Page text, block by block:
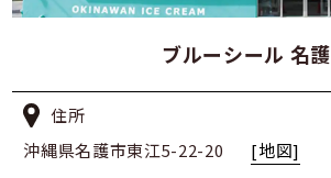
ブルーシール 名護
住所
沖縄県名護市東江5-22-20
[地図]